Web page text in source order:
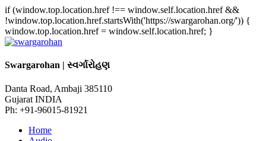
if (window.top.location.href !== window.self.location.href &&
!window.top.location.href.startsWith('https://swargarohan.org/')) {
window.top.location.href = window.self.location.href; }
Swargarohan | સ્વર્ગારોહણ
Danta Road, Ambaji 385110
Gujarat INDIA
Ph: +91-96015-81921
Home